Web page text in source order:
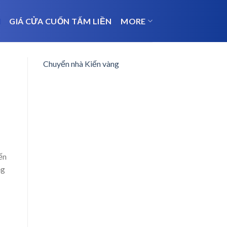
GIÁ CỬA CUỐN TẤM LIỀN MORE
Chuyển nhà Kiến vàng